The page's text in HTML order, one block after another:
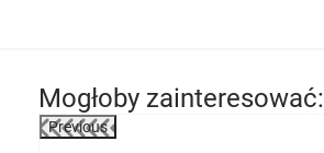
Mogłoby zainteresować:
Previous